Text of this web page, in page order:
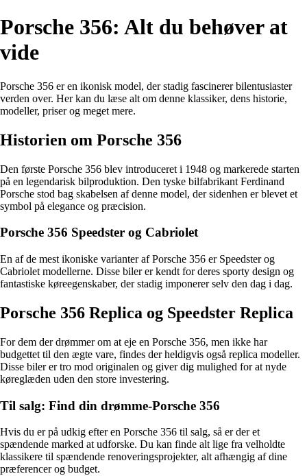
Porsche 356: Alt du behøver at
vide
Porsche 356 er en ikonisk model, der stadig fascinerer bilentusiaster
verden over. Her kan du læse alt om denne klassiker, dens historie,
modeller, priser og meget mere.
Historien om Porsche 356
Den første Porsche 356 blev introduceret i 1948 og markerede starten
på en legendarisk bilproduktion. Den tyske bilfabrikant Ferdinand
Porsche stod bag skabelsen af denne model, der sidenhen er blevet et
symbol på elegance og præcision.
Porsche 356 Speedster og Cabriolet
En af de mest ikoniske varianter af Porsche 356 er Speedster og
Cabriolet modellerne. Disse biler er kendt for deres sporty design og
fantastiske køreegenskaber, der stadig imponerer selv den dag i dag.
Porsche 356 Replica og Speedster Replica
For dem der drømmer om at eje en Porsche 356, men ikke har
budgettet til den ægte vare, findes der heldigvis også replica modeller.
Disse biler er tro mod originalen og giver dig mulighed for at nyde
køreglæden uden den store investering.
Til salg: Find din drømme-Porsche 356
Hvis du er på udkig efter en Porsche 356 til salg, så er der et
spændende marked at udforske. Du kan finde alt lige fra velholdte
klassikere til spændende renoveringsprojekter, alt afhængig af dine
præferencer og budget.